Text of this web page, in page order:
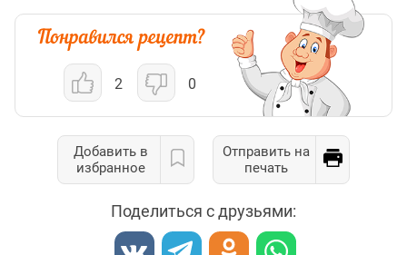
2 0
Добавить в
избранное
Отправить на
печать
Поделиться с друзьями: